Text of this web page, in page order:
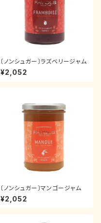
〔ノンシュガー〕ラズベリージャム
¥2,052
〔ノンシュガー〕マンゴージャム
¥2,052